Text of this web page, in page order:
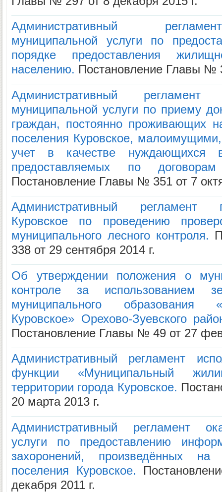
Административный
муниципальной услуги по
порядке предоставления
населению. Постановление Главы №
Административный
муниципальной услуги по приему
граждан, постоянно проживающих
поселения Куровское,
учет в качестве нуждающихся
предоставляемых по
Постановление Главы № 351 от 7
Административный регламент
Куровское по проведению
муниципального лесного контроля.
338 от 29 сентября 2014 г.
Об утверждении положения о
контроле за использованием
муниципального образования
Куровское» Орехово-Зуевского
Постановление Главы № 49 от 27
Административный регламент
функции «Муниципальный
территории города Куровское.
20 марта 2013 г.
Административный регламент
услуги по предоставлению
захоронений, произведённых на
поселения Куровское.
декабря 2011 г.